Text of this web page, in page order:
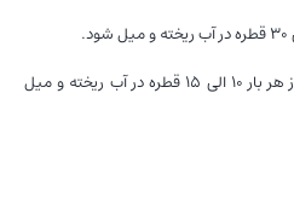
کودکان بالای ۳ سال: ۲ مرتبه در روز هر بار ۱۰ الی ۱۵ قطره در آب ریخته و میل